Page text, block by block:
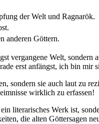
der Welt und Ragnarök.
anderen Göttern.
vergangene Welt,
erst anfängst, ich bin mir
sondern sie auch laut zu
wirklich zu erfassen!
literarisches Werk ist,
die alten Göttersagen